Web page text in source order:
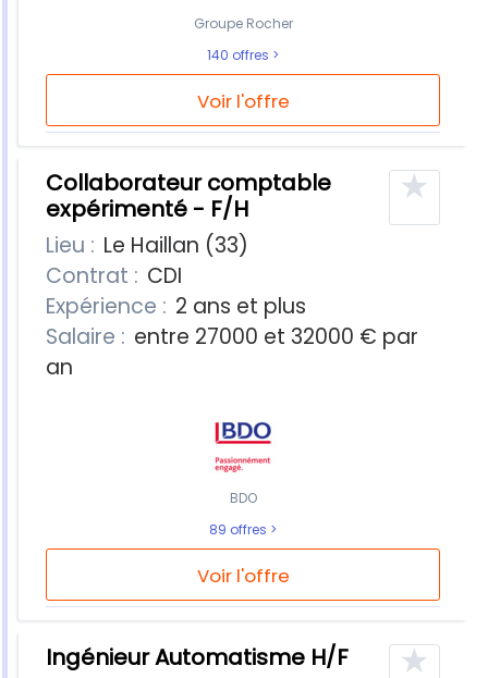
Voir l'offre
Groupe Rocher
140 offres
Collaborateur comptable
expérimenté - F/H
★
Lieu : Le Haillan (33)
Contrat : CDI
Expérience : 2 ans et plus
Salaire : entre 27000 et 32000 € par
an
Voir l'offre
BDO
89 offres
Ingénieur Automatisme H/F ★